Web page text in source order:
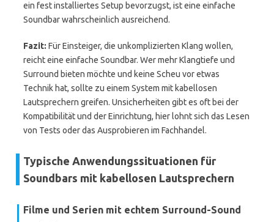
ein fest installiertes Setup bevorzugst, ist eine einfache
Soundbar wahrscheinlich ausreichend.
Fazit: Für Einsteiger, die unkomplizierten Klang wollen,
reicht eine einfache Soundbar. Wer mehr Klangtiefe und
Surround bieten möchte und keine Scheu vor etwas
Technik hat, sollte zu einem System mit kabellosen
Lautsprechern greifen. Unsicherheiten gibt es oft bei der
Kompatibilität und der Einrichtung, hier lohnt sich das Lesen
von Tests oder das Ausprobieren im Fachhandel.
Typische Anwendungssituationen für
Soundbars mit kabellosen Lautsprechern
Filme und Serien mit echtem Surround-Sound